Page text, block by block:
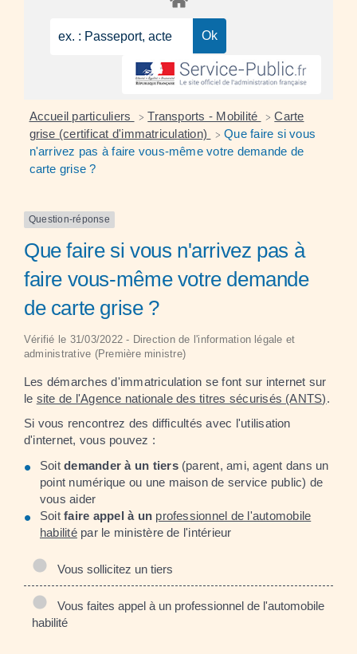
Accueil particuliers > Transports - Mobilité > Carte
grise (certificat d'immatriculation)
> Que faire si vous
n'arrivez pas à faire vous-même votre demande de
carte grise ?
Question-réponse
Que faire si vous n'arrivez pas à
faire vous-même votre demande
de carte grise ?
Vérifié le 31/03/2022 - Direction de l'information légale et
administrative (Première ministre)
Les démarches d'immatriculation se font sur internet sur
le site de l'Agence nationale des titres sécurisés (ANTS).
Si vous rencontrez des difficultés avec l'utilisation
d'internet, vous pouvez :
Soitdemander à un tiers(parent, ami, agent dans un
point numérique ou une maison de service public) de
vous aider
Soitfaire appel à un professionnel de l'automobile
habilitépar le ministère de l'intérieur
Vous sollicitez un tiers
Vous faites appel à un professionnel de l'automobile
habilité